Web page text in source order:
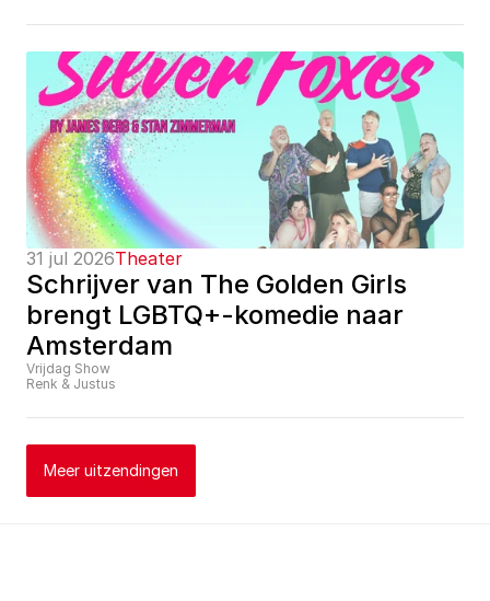
31 jul 2026Theater
Schrijver van The Golden Girls
brengt LGBTQ+-komedie naar
Amsterdam
Vrijdag Show
Renk & Justus
Meer uitzendingen